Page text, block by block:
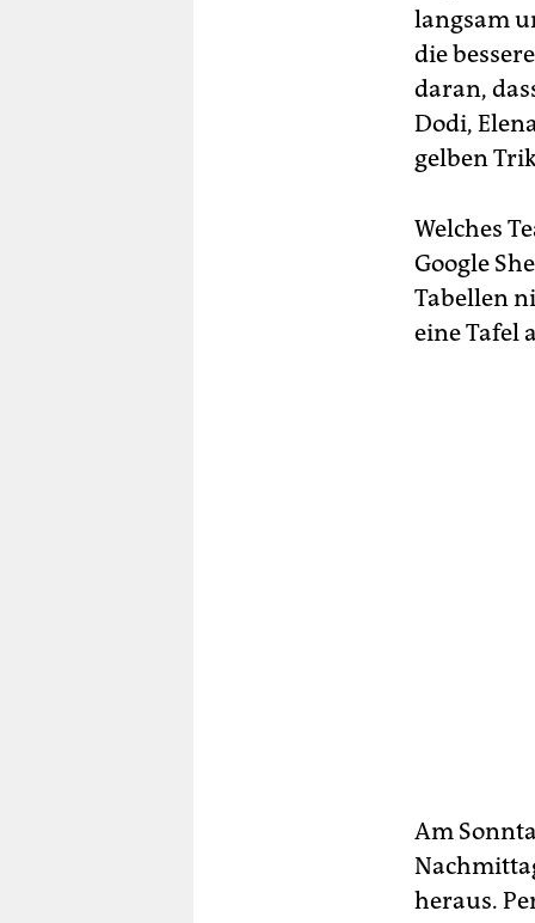
langsam
die
daran,
Dodi,
gelben
Welches
Google
Tabellen
eine Tafel
Am
heraus.